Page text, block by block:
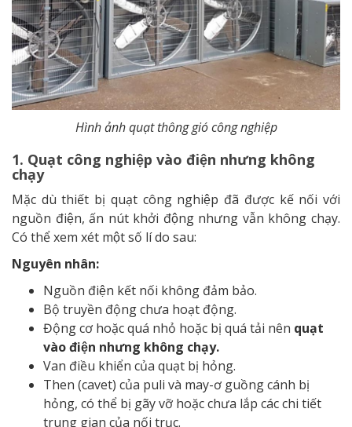
Hình ảnh quạt thông gió công nghiệp
1. Quạt công nghiệp vào điện nhưng không
chạy
Mặc dù thiết bị quạt công nghiệp đã được kế nối với
nguồn điện, ấn nút khởi động nhưng vẫn không chạy.
Có thể xem xét một số lí do sau:
Nguyên nhân:
Nguồn điện kết nối không đảm bảo.
Bộ truyền động chưa hoạt động.
Động cơ hoặc quá nhỏ hoặc bị quá tải nên quạt
vào điện nhưng không chạy.
Van điều khiển của quạt bị hỏng.
Then (cavet) của puli và may-ơ guồng cánh bị
hỏng, có thể bị gãy vỡ hoặc chưa lắp các chi tiết
trung gian của nối trục.